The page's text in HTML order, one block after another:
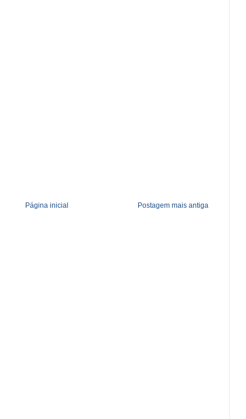
Postagem mais antiga
Página inicial